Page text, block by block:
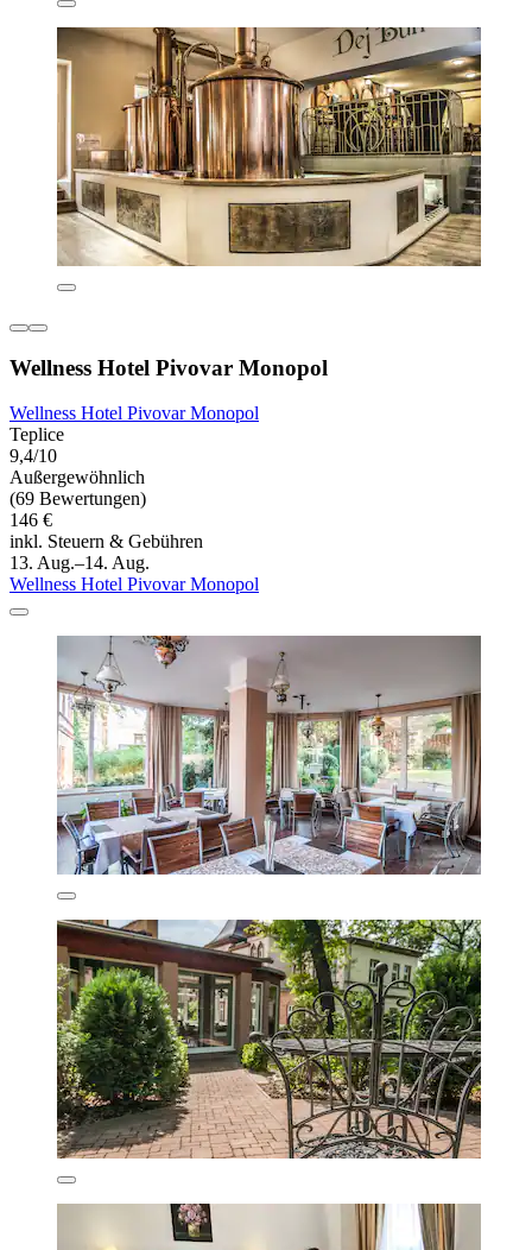
Wellness Hotel Pivovar Monopol
Wellness Hotel Pivovar Monopol
Teplice
9,4/10
Außergewöhnlich
(69 Bewertungen)
146 €
inkl. Steuern & Gebühren
13. Aug.–14. Aug.
Wellness Hotel Pivovar Monopol